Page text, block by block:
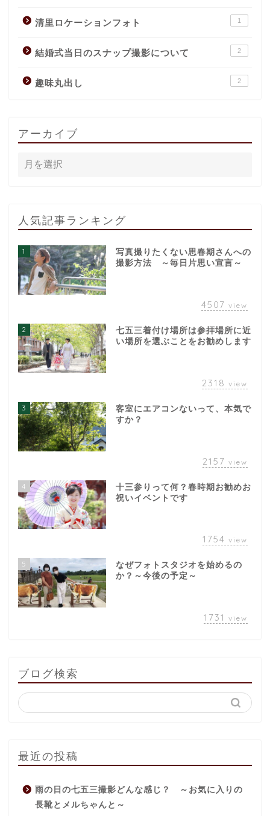
清里ロケーションフォト 1
結婚式当日のスナップ撮影について 2
趣味丸出し 2
アーカイブ
人気記事ランキング
1
写真撮りたくない思春期さんへの
撮影方法 ～毎日片思い宣言～
4507 view
2
七五三着付け場所は参拝場所に近
い場所を選ぶことをお勧めします
2318 view
3
客室にエアコンないって、本気で
すか？
2157 view
4
十三参りって何？春時期お勧めお
祝いイベントです
1754 view
5
なぜフォトスタジオを始めるの
か？～今後の予定～
1731 view
ブログ検索
最近の投稿
雨の日の七五三撮影どんな感じ？ ～お気に入りの
長靴とメルちゃんと～